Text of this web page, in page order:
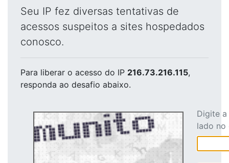
Seu IP fez diversas tentativas de
acessos suspeitos a sites hospedados
conosco.
Para liberar o acesso do IP 216.73.216.115,
responda ao desafio abaixo.
Digite
lado no